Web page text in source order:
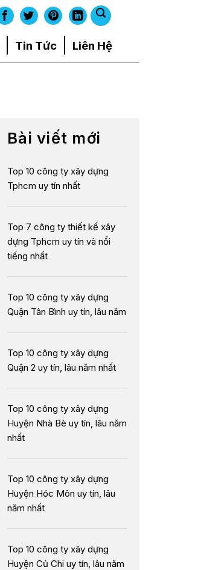
Tin Tức Liên Hệ
Bài viết mới
Top 10 công ty xây dựng
Tphcm uy tín nhất
Top 7 công ty thiết kế xây
dựng Tphcm uy tín và nổi
tiếng nhất
Top 10 công ty xây dựng
Quận Tân Bình uy tín, lâu năm
Top 10 công ty xây dựng
Quận 2 uy tín, lâu năm nhất
Top 10 công ty xây dựng
Huyện Nhà Bè uy tín, lâu năm
nhất
Top 10 công ty xây dựng
Huyện Hóc Môn uy tín, lâu
năm nhất
Top 10 công ty xây dựng
Huyện Củ Chi uy tín, lâu năm